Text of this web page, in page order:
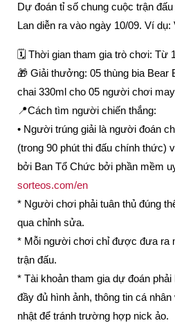
Dự đoán tỉ số chung cuộc trận
Lan diễn ra vào ngày 10/09. Ví
🗓 Thời gian tham gia trò chơi: Từ
🎁 Giải thưởng: 05 thùng bia Bear
chai 330ml cho 05 người chơi
📍Cách tìm người chiến thắng:
• Người trúng giải là người đoán
(trong 90 phút thi đấu chính thức)
bởi Ban Tổ Chức bởi phần mềm
sorteos.com/en
* Người chơi phải tuân thủ đúng
qua chỉnh sửa.
* Mỗi người chơi chỉ được đưa ra
trận đấu.
* Tài khoản tham gia dự đoán
đầy đủ hình ảnh, thông tin cá
nhật để tránh trường hợp nick ảo.